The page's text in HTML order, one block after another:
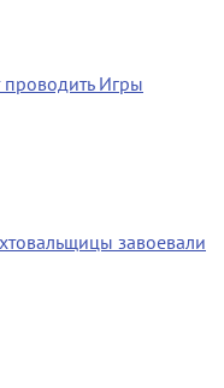
Игры
завоевали